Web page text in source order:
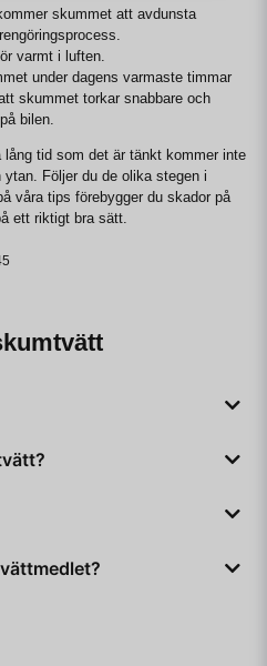
skummet att avdunsta
varmt i luften.
under dagens varmaste timmar
skummet torkar snabbare och
bilen.
tid som det är tänkt kommer inte
Följer du de olika stegen i
våra tips förebygger du skador på
ett riktigt bra sätt.
Medlet verkar även efter
några minuter och sedan spolar
bil snygg snabbt och är ett